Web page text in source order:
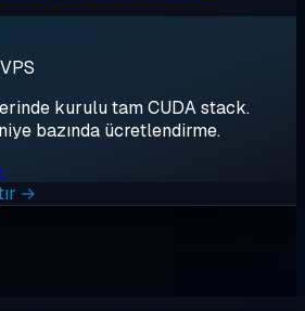
kurulu tam CUDA stack.
bazında ücretlendirme.
→